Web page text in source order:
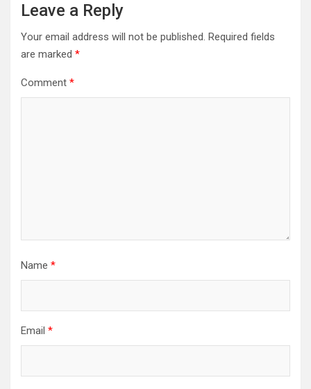
Leave a Reply
Your email address will not be published. Required fields
are marked *
Comment *
Name *
Email *